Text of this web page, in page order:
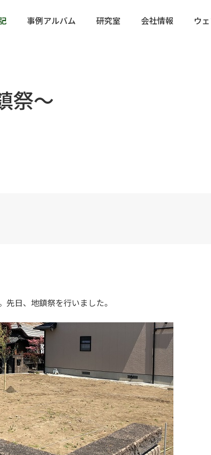
事例アルバム 研究室 会社情報 ウ
祭～
日、地鎮祭を行いました。